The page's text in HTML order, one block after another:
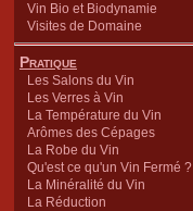
Vin Bio et Biodynamie
Visites de Domaine
Pratique
Les Salons du Vin
Les Verres à Vin
La Température du Vin
Arômes des Cépages
La Robe du Vin
Qu'est ce qu'un Vin Fermé ?
La Minéralité du Vin
La Réduction